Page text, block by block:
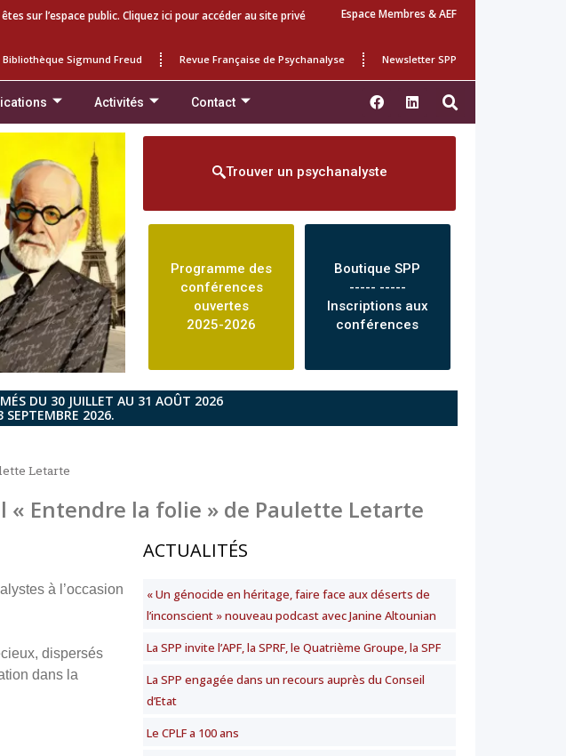
sur l’espace public. Cliquez ici pour accéder au site privé Espace Membres & AEF
Bibliothèque Sigmund Freud Revue Française de Psychanalyse Newsletter SPP
Activités Contact
Trouver un psychanalyste
Programme des
conférences
ouvertes
2025-2026
Boutique SPP
----- -----
Inscriptions aux
conférences
DU 30 JUILLET AU 31 AOÛT 2026
SEPTEMBRE 2026.
Letarte
Entendre la folie » de Paulette Letarte
à l’occasion
dispersés
dans la
ACTUALITÉS
« Un génocide en héritage, faire face aux déserts de
l’inconscient » nouveau podcast avec Janine Altounian
La SPP invite l’APF, la SPRF, le Quatrième Groupe, la SPF
La SPP engagée dans un recours auprès du Conseil
d’Etat
Le CPLF a 100 ans